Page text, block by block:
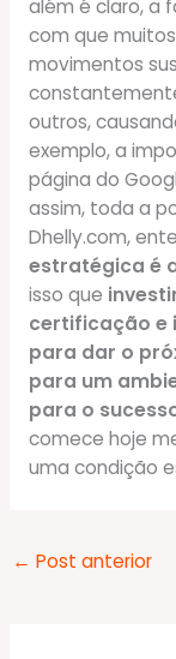
além é claro, a
com que
movimentos
outros,
exemplo, a
página do
assim, toda a
Dhelly.com,
estratégica é
isso que
certificação e
para dar o
para um
para o
comece hoje
uma condição
← Post anterior